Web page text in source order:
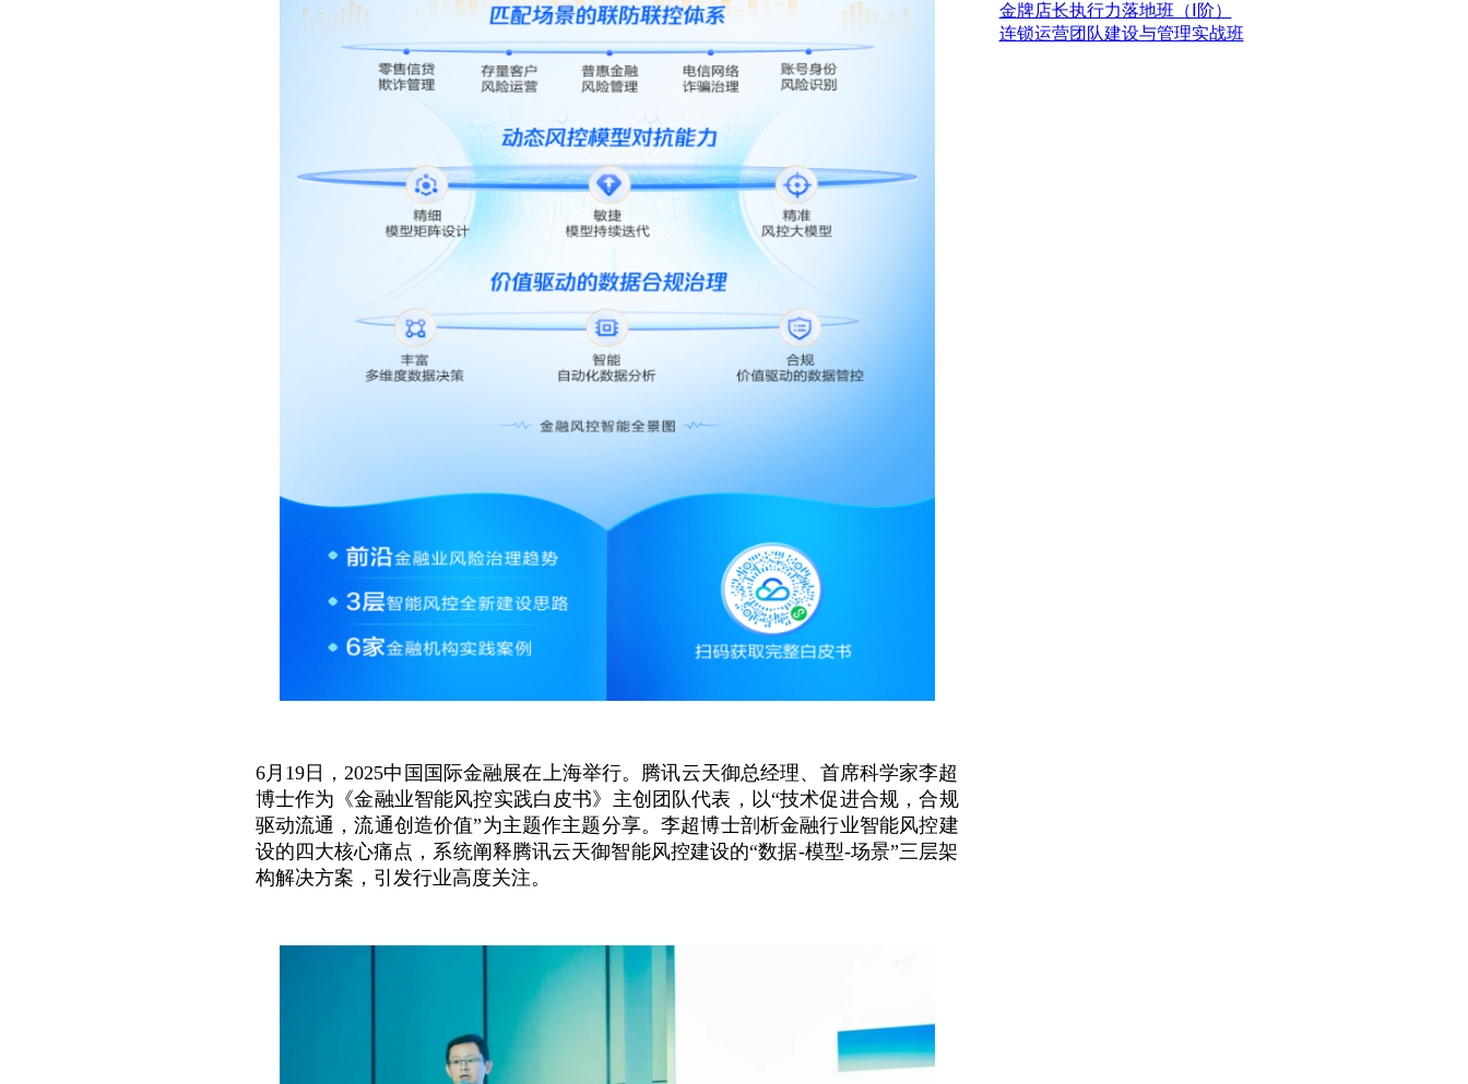
6月19日，2025中国国际金融展在上海举行。腾讯云天御总经理、首席科学家李超
博士作为《金融业智能风控实践白皮书》主创团队代表，以“技术促进合规，合规
驱动流通，流通创造价值”为主题作主题分享。李超博士剖析金融行业智能风控建
设的四大核心痛点，系统阐释腾讯云天御智能风控建设的“数据-模型-场景”三层架
构解决方案，引发行业高度关注。
金牌店长执行力落地班（Ⅰ阶）
连锁运营团队建设与管理实战班